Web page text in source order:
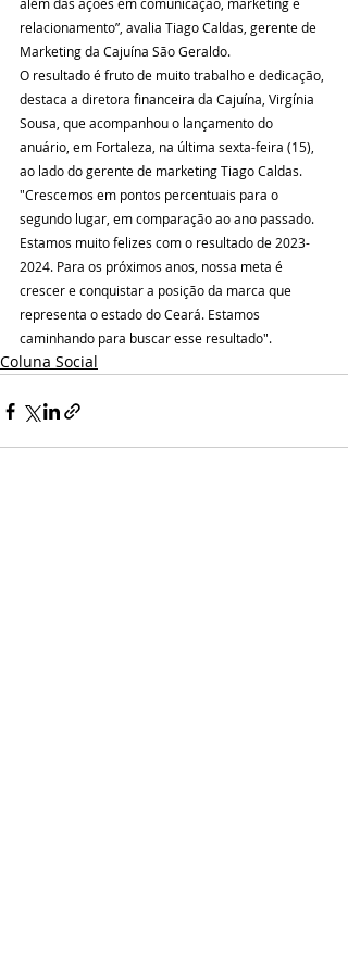
relacionamento”, avalia Tiago Caldas, gerente de
Marketing da Cajuína São Geraldo.
O resultado é fruto de muito trabalho e dedicação,
destaca a diretora financeira da Cajuína, Virgínia
Sousa, que acompanhou o lançamento do
anuário, em Fortaleza, na última sexta-feira (15),
ao lado do gerente de marketing Tiago Caldas.
"Crescemos em pontos percentuais para o
segundo lugar, em comparação ao ano passado.
Estamos muito felizes com o resultado de 2023-
2024. Para os próximos anos, nossa meta é
crescer e conquistar a posição da marca que
representa o estado do Ceará. Estamos
caminhando para buscar esse resultado".
Coluna Social